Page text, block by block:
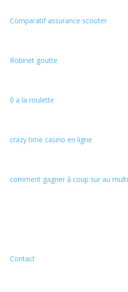
Comparatif assurance scooter
Robinet goutte
0 a la roulette
crazy time casino en ligne
comment gagner à coup sur au multi
Contact